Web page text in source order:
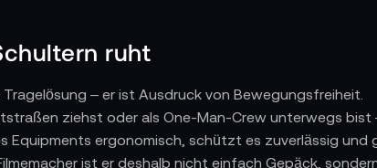
ruht
– er ist Ausdruck von Bewegungsfreiheit.
ziehst oder als One-Man-Crew unterwegs bist
Equipments ergonomisch, schützt es zuverlässig und
ist er deshalb nicht einfach Gepäck,